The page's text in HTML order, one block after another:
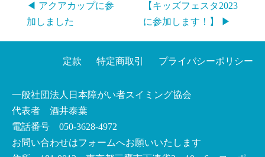
◀ アクアカップに参
加しました
【キッズフェスタ2023
に参加します！】 ▶
一般社団法人日本障がい者スイミング協会
代表者 酒井泰葉
電話番号 050-3628-4972
お問い合わせはフォームへお願いいたします
定款 特定商取引 プライバシーポリシー